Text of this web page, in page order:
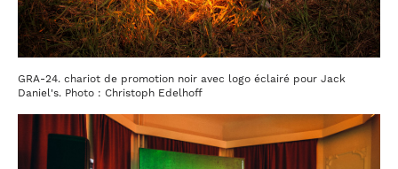
GRA-24. chariot de promotion noir avec logo éclairé pour Jack
Daniel's. Photo : Christoph Edelhoff